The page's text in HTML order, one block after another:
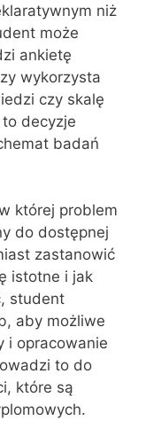
niż
może
ankietę
wykorzysta
czy skalę
decyzje
badań
której problem
do dostępnej
zastanowić
istotne i jak
student
aby możliwe
i opracowanie
to do
które są